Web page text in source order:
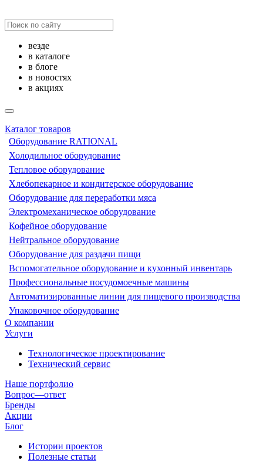
везде
в каталоге
в блоге
в новостях
в акциях
Каталог товаров
Оборудование RATIONAL
Холодильное оборудование
Тепловое оборудование
Хлебопекарное и кондитерское оборудование
Оборудование для переработки мяса
Электромеханическое оборудование
Кофейное оборудование
Нейтральное оборудование
Оборудование для раздачи пищи
Вспомогательное оборудование и кухонный инвентарь
Профессиональные посудомоечные машины
Автоматизированные линии для пищевого производства
Упаковочное оборудование
О компании
Услуги
Технологическое проектирование
Технический сервис
Наше портфолио
Вопрос—ответ
Бренды
Акции
Блог
Истории проектов
Полезные статьи